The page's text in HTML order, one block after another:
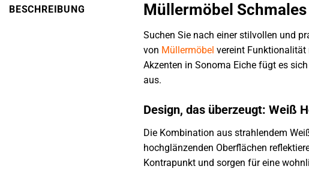
BESCHREIBUNG Müllermöbel
Suchen Sie nach einer stilvollen und
von Müllermöbel vereint Funktionalität
Akzenten in Sonoma Eiche fügt es
aus.
Design, das überzeugt: Weiß
Die Kombination aus strahlendem
hochglänzenden Oberflächen
Kontrapunkt und sorgen für eine